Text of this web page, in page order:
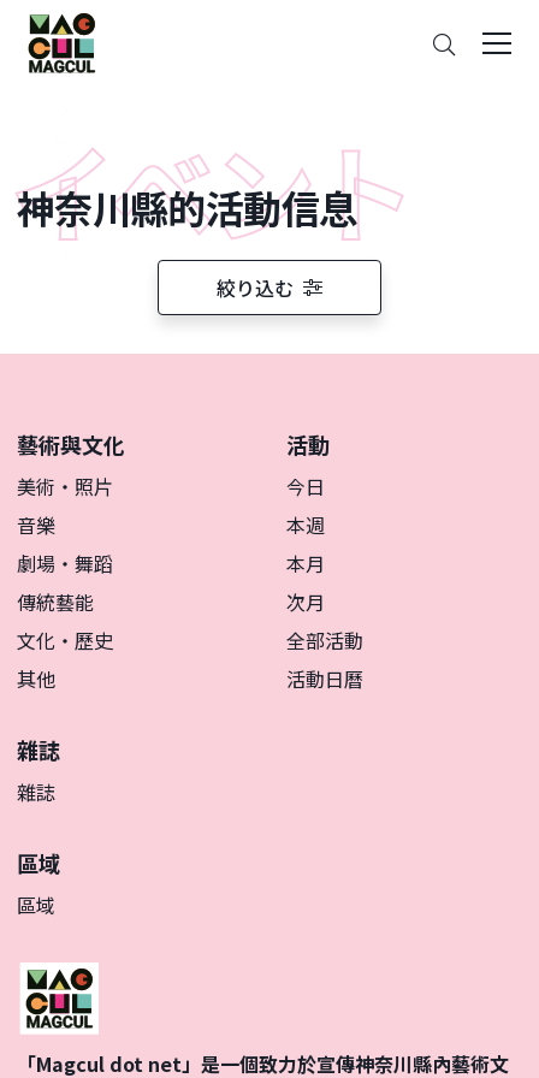
ン
テ
ン
ス
キ
ッ
神奈川縣的活動信息
絞り込む
藝術與文化
美術・照片
音樂
劇場・舞蹈
傳統藝能
文化・歷史
其他
活動
今日
本週
本月
次月
全部活動
活動日曆
雜誌
雜誌
區域
區域
「Magcul dot net」是一個致力於宣傳神奈川縣內藝術文